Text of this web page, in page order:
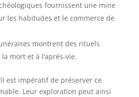
fournissent une mine
les habitudes et le commerce de
montrent des rituels
mort et à l’après-vie.
est impératif de préserver ce
Leur exploration peut ainsi